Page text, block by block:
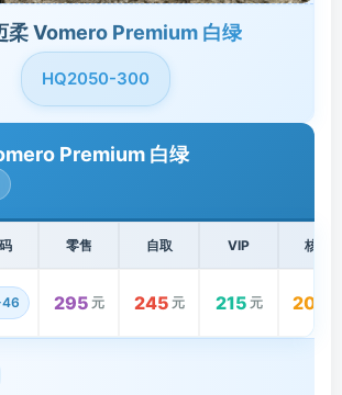
柔 Vomero Premium 白绿
HQ2050-300
Premium 白绿
零售 自取 VIP 核心
295 元 245 元 215 元 205